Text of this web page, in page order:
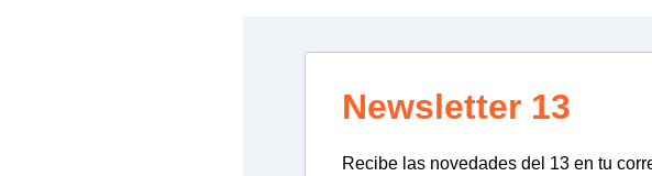
Newsletter 13
Recibe las novedades del 13 en tu